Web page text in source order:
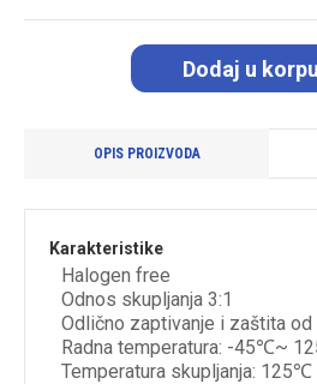
Dodaj u korpu
OPIS PROIZVODA
Karakteristike
Halogen free
Odnos skupljanja 3:1
Radna temperatura: -45℃~
Temperatura skupljanja: 125℃